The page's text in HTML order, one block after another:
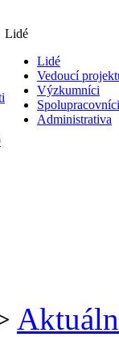
Lidé
Lidé
Vedoucí
Výzkumníci
Spolupracovníci
Administrativa